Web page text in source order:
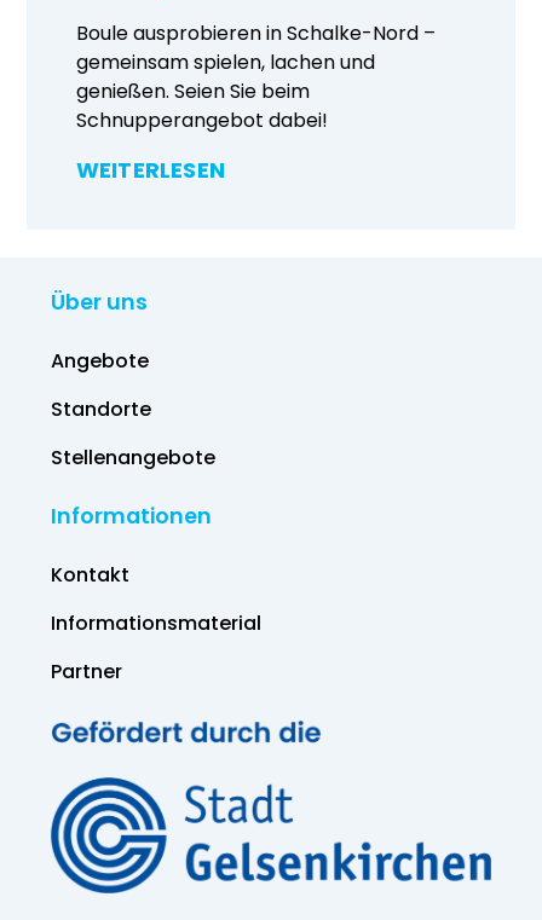
Boule ausprobieren in Schalke-Nord –
gemeinsam spielen, lachen und
genießen. Seien Sie beim
Schnupperangebot dabei!
WEITERLESEN
Über uns
Angebote
Standorte
Stellenangebote
Informationen
Kontakt
Informations­material
Partner